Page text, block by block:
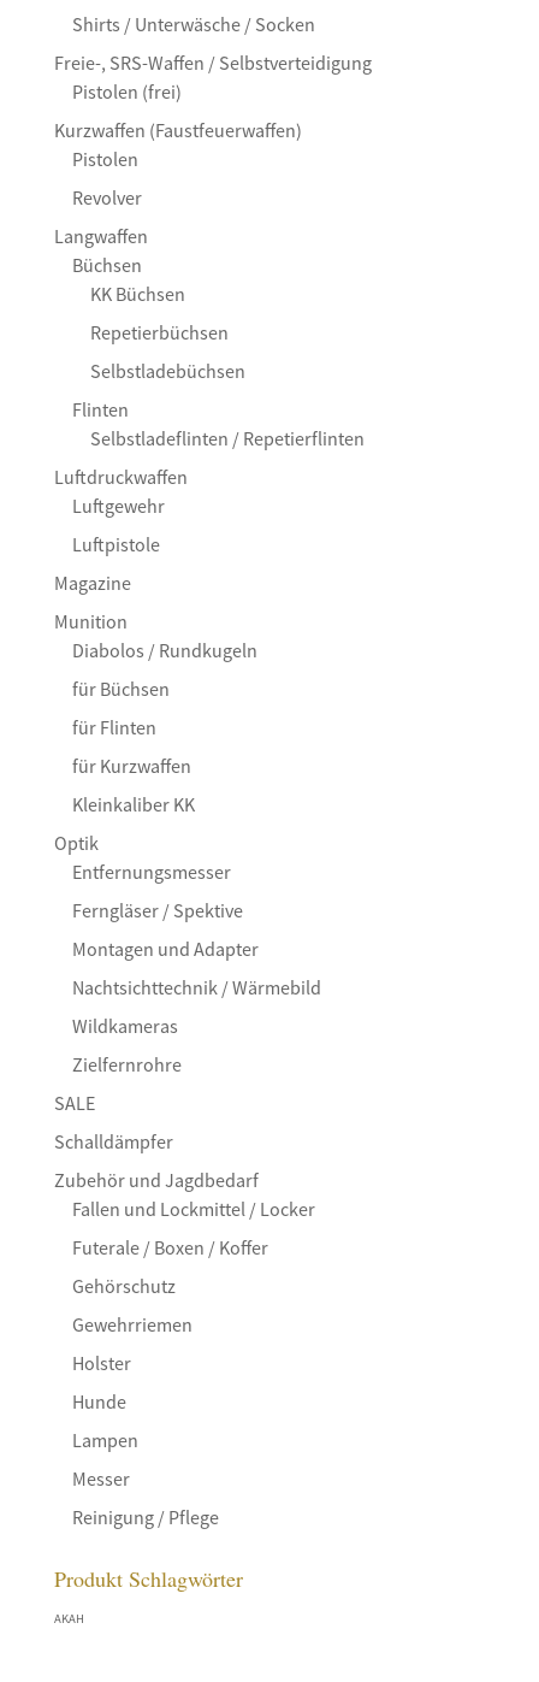
Shirts / Unterwäsche / Socken
Freie-, SRS-Waffen / Selbstverteidigung
Pistolen (frei)
Kurzwaffen (Faustfeuerwaffen)
Pistolen
Revolver
Langwaffen
Büchsen
KK Büchsen
Repetierbüchsen
Selbstladebüchsen
Flinten
Selbstladeflinten / Repetierflinten
Luftdruckwaffen
Luftgewehr
Luftpistole
Magazine
Munition
Diabolos / Rundkugeln
für Büchsen
für Flinten
für Kurzwaffen
Kleinkaliber KK
Optik
Entfernungsmesser
Ferngläser / Spektive
Montagen und Adapter
Nachtsichttechnik / Wärmebild
Wildkameras
Zielfernrohre
SALE
Schalldämpfer
Zubehör und Jagdbedarf
Fallen und Lockmittel / Locker
Futerale / Boxen / Koffer
Gehörschutz
Gewehrriemen
Holster
Hunde
Lampen
Messer
Reinigung / Pflege
Produkt Schlagwörter
AKAH